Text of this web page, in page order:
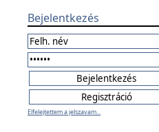
Bejelentkezés
Elfelejtettem a jelszavam...